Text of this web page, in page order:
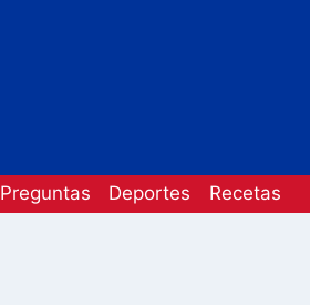
Preguntas Deportes Recetas